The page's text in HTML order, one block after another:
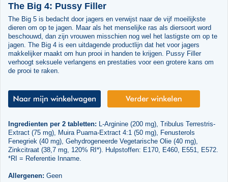
The Big 4: Pussy Filler
The Big 5 is bedacht door jagers en verwijst naar de vijf moeilijkste
dieren om op te jagen. Maar als het menselijke ras als diersoort word
beschouwd, dan zijn vrouwen misschien nog wel het lastigste om op te
jagen. The Big 4 is een uitdagende productlijn dat het voor jagers
makkelijker maakt om hun prooi in handen te krijgen. Pussy Filler
verhoogt seksuele verlangens en prestaties voor een grotere kans om
de prooi te raken.
Ingredienten per 2 tabletten: L-Arginine (200 mg), Tribulus Terrestris-
Extract (75 mg), Muira Puama-Extract 4:1 (50 mg), Fenusterols
Fenegriek (40 mg), Gehydrogeneerde Vegetarische Olie (40 mg),
Zinkcitraat (38,7 mg, 120% RI*). Hulpstoffen: E170, E460, E551, E572.
*RI = Referentie Inname.
Allergenen: Geen